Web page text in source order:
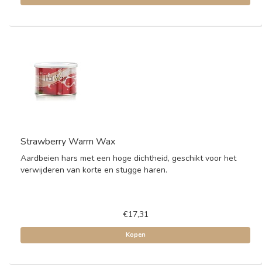
Strawberry Warm Wax
Aardbeien hars met een hoge dichtheid, geschikt voor het
verwijderen van korte en stugge haren.
€17,31
Kopen